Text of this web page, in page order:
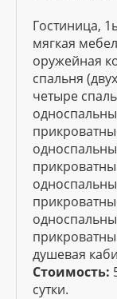
Гостиница,
мягкая
оружейная
спальня
четыре
душевая
Стоимость:
сутки.